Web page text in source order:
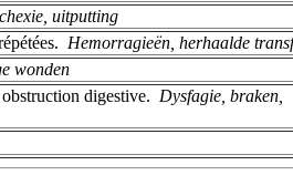
uitputting
Hemorragieën, herhaalde
wonden
digestive.
Dysfagie, braken,